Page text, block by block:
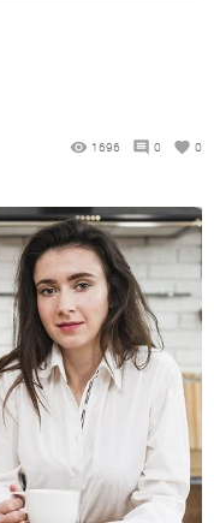
1696 0 0